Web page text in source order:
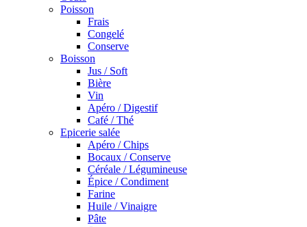
Poisson
Frais
Congelé
Conserve
Boisson
Jus / Soft
Bière
Vin
Apéro / Digestif
Café / Thé
Epicerie salée
Apéro / Chips
Bocaux / Conserve
Céréale / Légumineuse
Épice / Condiment
Farine
Huile / Vinaigre
Pâte